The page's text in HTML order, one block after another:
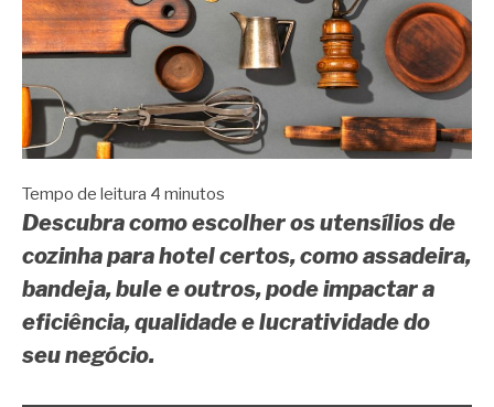
Tempo de leitura 4 minutos
Descubra como escolher os utensílios de
cozinha para hotel certos, como assadeira,
bandeja, bule e outros, pode impactar a
eficiência, qualidade e lucratividade do
seu negócio.